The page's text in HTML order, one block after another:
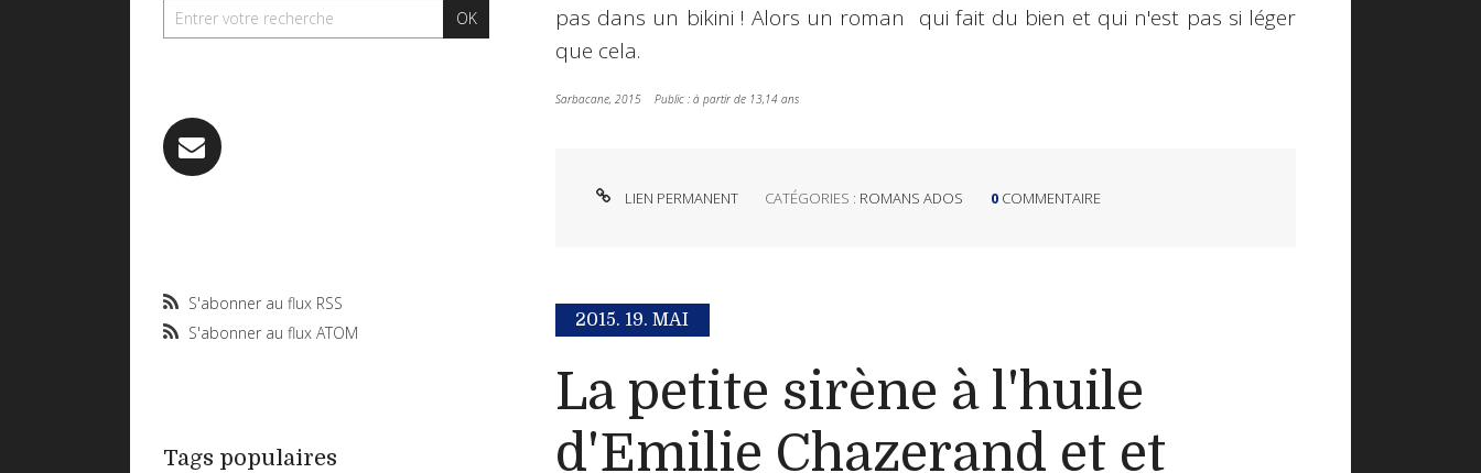
S'abonner au flux RSS
S'abonner au flux ATOM
Tags populaires
pas dans un bikini ! Alors un roman qui fait du bien et qui n'est pas si léger
que cela.
Sarbacane, 2015 Public : à partir de 13,14 ans
LIEN PERMANENT CATÉGORIES : ROMANS ADOS 0 COMMENTAIRE
2015. 19. MAI
La petite sirène à l'huile
d'Emilie Chazerand et et